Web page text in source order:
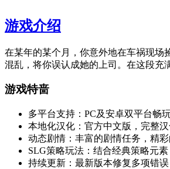
游戏介绍
在某年的某个月，你意外地在车祸现场
混乱，将你误认成她的上司。在这段充
游戏特啬
多平台支持：PC及安卓双平台畅
本地化汉化：官方中文版，完整汉
动态剧情：丰富的剧情任务，精彩
SLG策略玩法：结合经典策略元素
持续更新：最新版本修复多项错误